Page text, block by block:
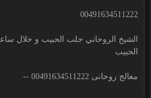
00491634511222
الحبيب
معالج روحانى 00491634511222 --